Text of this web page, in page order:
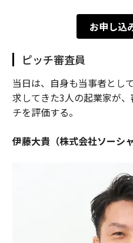
お申し込
ピッチ審査員
当日は、自身も当事者とし
求してきた3人の起業家が
チを評価する。
伊藤大貴（株式会社ソーシ